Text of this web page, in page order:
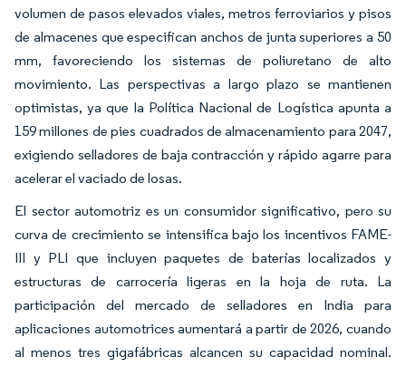
volumen de pasos elevados viales, metros ferroviarios y pisos
de almacenes que especifican anchos de junta superiores a 50
mm, favoreciendo los sistemas de poliuretano de alto
movimiento. Las perspectivas a largo plazo se mantienen
optimistas, ya que la Política Nacional de Logística apunta a
159 millones de pies cuadrados de almacenamiento para 2047,
exigiendo selladores de baja contracción y rápido agarre para
acelerar el vaciado de losas.
El sector automotriz es un consumidor significativo, pero su
curva de crecimiento se intensifica bajo los incentivos FAME-
III y PLI que incluyen paquetes de baterías localizados y
estructuras de carrocería ligeras en la hoja de ruta. La
participación del mercado de selladores en India para
aplicaciones automotrices aumentará a partir de 2026, cuando
al menos tres gigafábricas alcancen su capacidad nominal.